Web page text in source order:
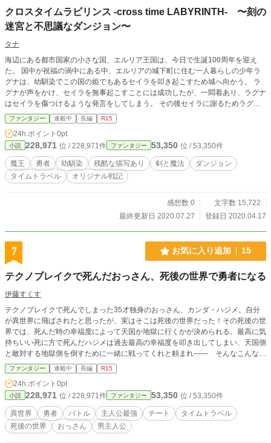
クロスタイムラビリンス -cross time LABYRINTH- 〜刻の
迷宮と不思議なダンジョン〜
タナ
海辺にある都市国家の小さな国、エルリア王国は、今日で生誕100周年を迎え
た。 国中が祝福の渦中にある中、エルリアの城下町に住む一人暮らしの少年ラ
グナは、幼馴染でこの国の姫でもあるセイラを叩き起こすため城へ向かう。 ラ
グナが声をかけ、セイラを無事起こすことには成功したが、一悶着あり、ラグナ
はセイラを傷つけるような発言をしてしまう。 その後セイラに謝るためラグナ
は親友の少女ユンと共に再び城へ向かう。道中で知り合いのエリート兵士クルア
と出会い、セイラの部屋にたどり着く。 しかしラグナが部屋の扉をノックして
も、部屋からは返事はおろか物音一つしなかった。 不審に思ったラグナとクル
アが部屋のドアを蹴破り中へ入ると、そこには衝撃の光景が広がっていて──。
刻を超えて世界と幼馴染を救う！過去✕未来のタイムトラベルファンタジー、開
幕！ 注）この作品は少し前に僕が「魔王が強すぎて勝てないので、一度世界を
ぶっ壊して作り直そうと思います」という名前で投稿し削除していたものを改題
少ない読者の皆様も、今新しく知ったという新規の読者の皆様も、すべての方に
楽しんでいただければ幸いです。 感想、ご意見お待ちしております。
ファンタジー 連載中 長編 R15
24h.ポイント 0pt
小説 228,971 位 / 228,971件 ファンタジー 53,350 位 / 53,350件
魔王 勇者 幼馴染 残酷な描写あり 剣と魔法
ダンジョン
タイムトラベル
オリジナル戦記
感想数 0
文字数 15,722
最終更新日 2020.07.27
登録日 2020.04.17
7 お気に入り追加 15
テクノブレイクで死んだおっさん、死後の世界で勇者になる
伊藤すくす
テクノブレイクで死んでしまった35才独身のおっさん、カンダ・ハジメ。自分
が異世界に飛ばされたと思ったが、実はそこは死後の世界だった！その死後の世
界では、死んだ時の幸福度によって天国か地獄に行くかが決められる。最高に気
持ちいい死に方で死んだハジメは過去最高の幸福度を叩き出してしまい、天国側
と敵対する地獄側を倒すために一緒に戦ってくれと頼まれ―― そんなこんなで
天国と地獄の戦に巻き込まれたハジメのセカンドライフが始まる。 小説家にな
ろうでも同じ内容で投稿してます！ https://ncode.syosetu.com/n8610es/
ファンタジー 連載中 長編 R15
24h.ポイント 0pt
小説 228,971 位 / 228,971件 ファンタジー 53,350 位 / 53,350件
異世界 勇者 バトル 主人公最強 チート
タイムトラベル
死後の世界
おっさん 男主人公